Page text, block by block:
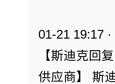
01-21 19:17
【斯迪克回
供应商】 斯